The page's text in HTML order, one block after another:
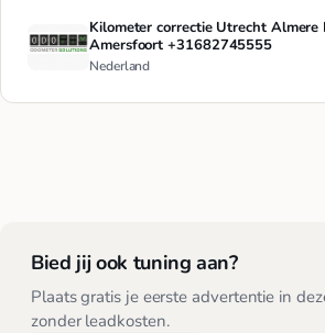
Kilometer correctie Utrecht Almere
Amersfoort +31682745555
Nederland
Bied jij ook tuning aan?
Plaats gratis je eerste advertentie in
zonder leadkosten.